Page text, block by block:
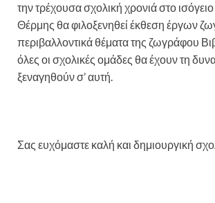
την τρέχουσα σχολική χρονιά στο
Θέρμης θα φιλοξενηθεί έκθεση έργων
περιβαλλοντικά θέματα της ζωγράφου
όλες οι σχολικές ομάδες θα έχουν τη
ξεναγηθούν σ’ αυτή.
Σας ευχόμαστε καλή και δημιουργική